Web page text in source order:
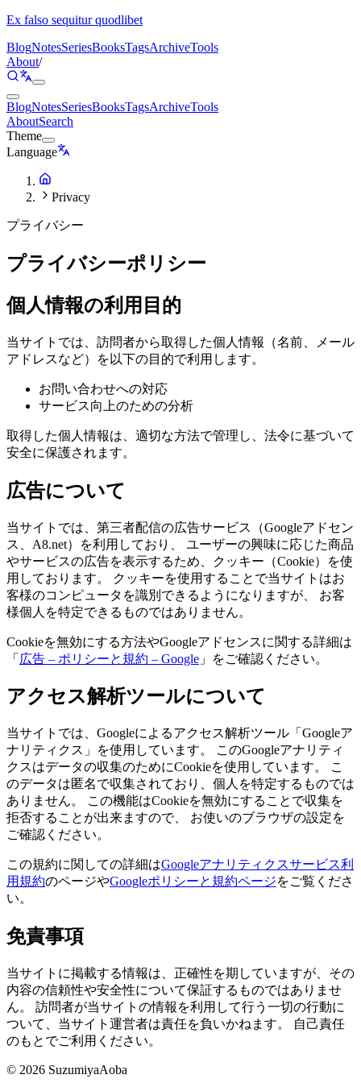
Ex falso sequitur quodlibet
BlogNotesSeriesBooksTagsArchiveTools
About/
BlogNotesSeriesBooksTagsArchiveTools
AboutSearch
Theme
Language
Privacy
プライバシー
プライバシーポリシー
個人情報の利用目的
当サイトでは、訪問者から取得した個人情報（名前、メール
アドレスなど）を以下の目的で利用します。
お問い合わせへの対応
サービス向上のための分析
取得した個人情報は、適切な方法で管理し、法令に基づいて
安全に保護されます。
広告について
当サイトでは、第三者配信の広告サービス（Googleアドセン
ス、A8.net）を利用しており、 ユーザーの興味に応じた商品
やサービスの広告を表示するため、クッキー（Cookie）を使
用しております。 クッキーを使用することで当サイトはお
客様のコンピュータを識別できるようになりますが、 お客
様個人を特定できるものではありません。
Cookieを無効にする方法やGoogleアドセンスに関する詳細は
「 広告 – ポリシーと規約 – Google 」をご確認ください。
アクセス解析ツールについて
当サイトでは、Googleによるアクセス解析ツール「Googleア
ナリティクス」を使用しています。 このGoogleアナリティ
クスはデータの収集のためにCookieを使用しています。 こ
のデータは匿名で収集されており、個人を特定するものでは
ありません。 この機能はCookieを無効にすることで収集を
拒否することが出来ますので、 お使いのブラウザの設定を
ご確認ください。
この規約に関しての詳細はGoogleアナリティクスサービス利
用規約のページやGoogleポリシーと規約ページをご覧くださ
い。
免責事項
当サイトに掲載する情報は、正確性を期していますが、その
内容の信頼性や安全性について保証するものではありませ
ん。 訪問者が当サイトの情報を利用して行う一切の行動に
ついて、当サイト運営者は責任を負いかねます。 自己責任
のもとでご利用ください。
© 2026 SuzumiyaAoba